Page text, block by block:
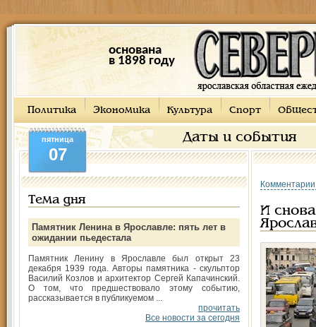
основана
в 1898 году
Политика Экономика Культура Спорт
Даты и события
пятница
07
Тема дня
Памятник Ленина в Ярославле: пять лет в
ожидании пьедестала
Памятник Ленину в Ярославле был открыт 23
декабря 1939 года. Авторы памятника - скульптор
Василий Козлов и архитектор Сергей Капачинский.
О том, что предшествовало этому событию,
рассказывается в публикуемом ...
прочитать
Все новости за сегодня
И